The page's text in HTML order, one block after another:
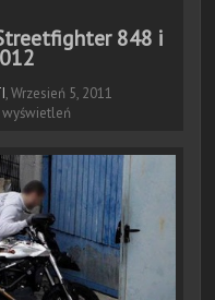
848 i
,Wrzesień 5, 2011
wyświetleń